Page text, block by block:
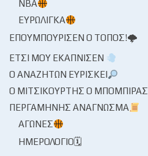
NBA
ΕΥΡΩΛΊΓΚΑ
ΕΠΟΥΜΠΟΎΡΙΣΕΝ Ο ΤΌΠΟΣ!🌩
ΈΤΣΙ ΜΟΥ ΕΚΆΠΝΙΣΕΝ
Ο ΑΝΑΖΗΤΏΝ ΕΥΡΊΣΚΕΙ
Ο ΜΙΤΣΙΚΟΥΡΤΉΣ Ο ΜΠΌΜΠΙΡΑΣ
ΠΕΡΓΑΜΗΝΉΣ ΑΝΆΓΝΩΣΜΑ
ΑΓΏΝΕΣ
ΗΜΕΡΟΛΌΓΙΟ🗓